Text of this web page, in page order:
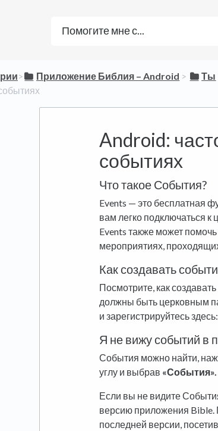
​>​ ​Приложение Библия – Android ​ > ​ ​Ты
Android:
событиях
Что такое События?
Events — это бесплатная
вам легко подключаться
Events также может
мероприятиях,
Как создавать
Посмотрите, как
должны быть церковным
и зарегистрируйтесь здесь:
Я не вижу событий в
События можно найти,
углу и выбрав «События».
Если вы не видите
версию приложения Bible.
последней версии, посетив